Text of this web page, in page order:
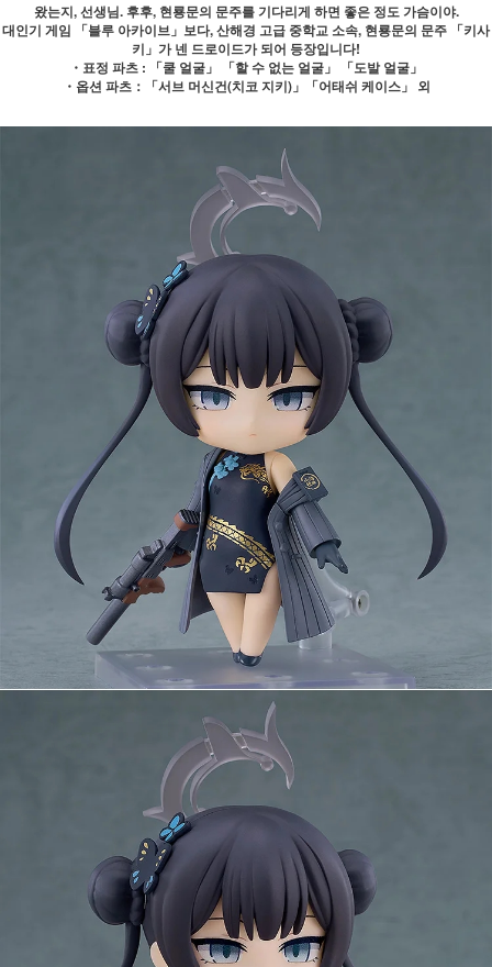
왔는지, 선생님. 후후, 현룡문의 문주를 기다리게 하면 좋은 정도 가슴이야.
대인기 게임 「블루 아카이브」보다, 산해경 고급 중학교 소속, 현룡문의 문주 「키사
키」가 넨 드로이드가 되어 등장입니다!
・표정 파츠 : 「쿨 얼굴」 「할 수 없는 얼굴」 「도발 얼굴」
・옵션 파츠：「서브 머신건(치코 지키)」「어태쉬 케이스」 외